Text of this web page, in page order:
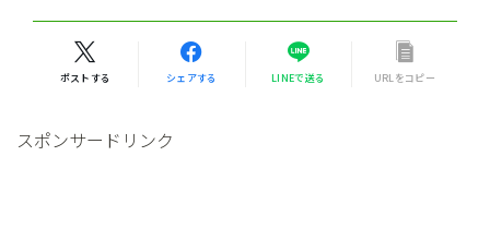
ポストする シェアする LINEで送る URLをコピー
スポンサードリンク